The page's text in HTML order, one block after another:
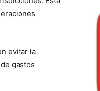
evitar la
gastos